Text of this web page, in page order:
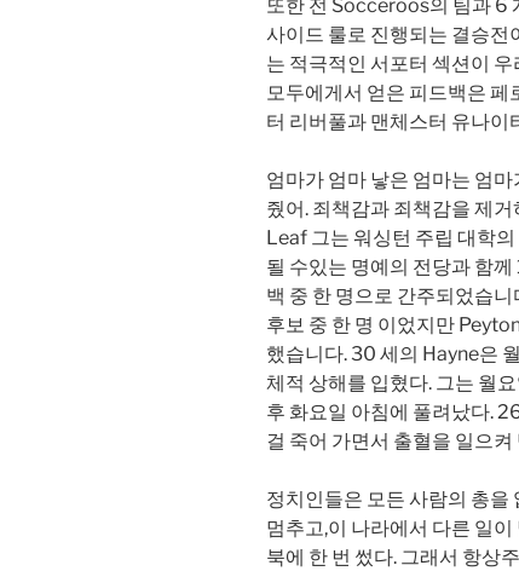
또한 전 Socceroos의 팀과 6
사이드 룰로 진행되는 결승
는 적극적인 서포터 섹션이
모두에게서 얻은 피드백은
터 리버풀과 맨체스터 유나이
엄마가 엄마 낳은 엄마는 엄
줬어. 죄책감과 죄책감을 제
Leaf 그는 워싱턴 주립 대학
될 수있는 명예의 전당과 함
백 중 한 명으로 간주되었습
후보 중 한 명 이었지만
했습니다. 30 세의 Hayne은
체적 상해를 입혔다. 그는 월
후 화요일 아침에 풀려났다.
걸 죽어 가면서 출혈을 일으켜
정치인들은 모든 사람의 총을
멈추고,이 나라에서 다른 일
북에 한 번 썼다. 그래서 항상